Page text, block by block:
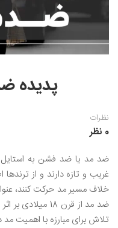
نقاشی کودک و نوجوان
طراحی سیاه قلم
نقاشی مینیاتور(نگارگری)
خط نقاشی
پدیده
نظرات
0 نظر
ضد مد یا ضد فشن به
غریب و تازه دارند و از
خلاف مسیر مد حرکت کنند،
ضد مد از قرن 18
تلاش برای مبارزه با اهمیت